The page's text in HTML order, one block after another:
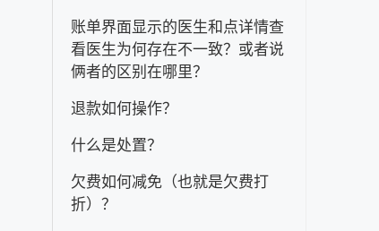
账单界面显示的医生和点详情查
看医生为何存在不一致？或者说
俩者的区别在哪里？
退款如何操作？
什么是处置？
欠费如何减免（也就是欠费打
折）？